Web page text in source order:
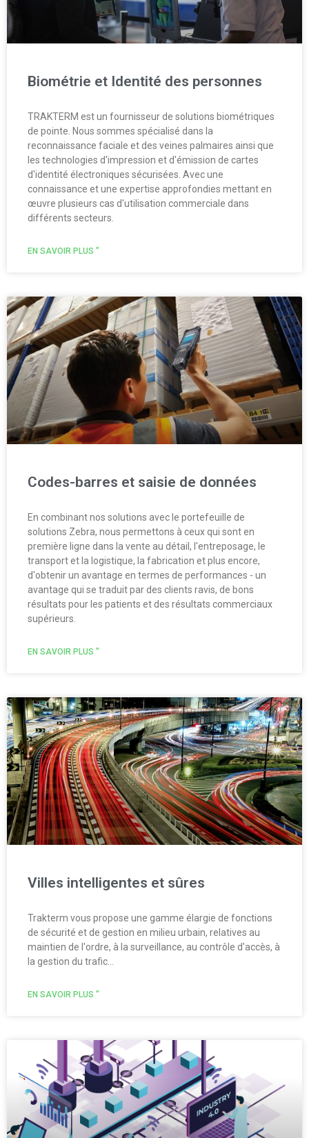
Biométrie et Identité des personnes
TRAKTERM est un fournisseur de solutions biométriques
de pointe. Nous sommes spécialisé dans la
reconnaissance faciale et des veines palmaires ainsi que
les technologies d'impression et d'émission de cartes
d'identité électroniques sécurisées. Avec une
connaissance et une expertise approfondies mettant en
œuvre plusieurs cas d'utilisation commerciale dans
différents secteurs.
EN SAVOIR PLUS "
Codes-barres et saisie de données
En combinant nos solutions avec le portefeuille de
solutions Zebra, nous permettons à ceux qui sont en
première ligne dans la vente au détail, l'entreposage, le
transport et la logistique, la fabrication et plus encore,
d'obtenir un avantage en termes de performances - un
avantage qui se traduit par des clients ravis, de bons
résultats pour les patients et des résultats commerciaux
supérieurs.
EN SAVOIR PLUS "
Villes intelligentes et sûres
Trakterm vous propose une gamme élargie de fonctions
de sécurité et de gestion en milieu urbain, relatives au
maintien de l'ordre, à la surveillance, au contrôle d'accès, à
la gestion du trafic...
EN SAVOIR PLUS "